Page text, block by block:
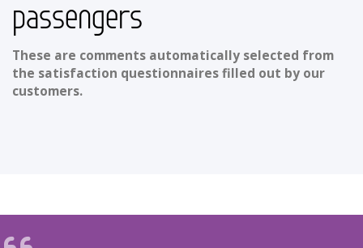
passengers
These are comments automatically selected from
the satisfaction questionnaires filled out by our
customers.